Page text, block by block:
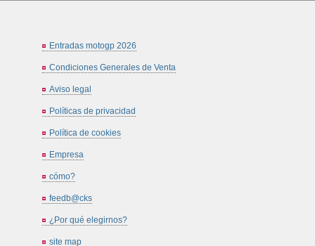
Entradas motogp 2026
Condiciones Generales de Venta
Aviso legal
Políticas de privacidad
Política de cookies
Empresa
cómo?
feedb@cks
¿Por qué elegirnos?
site map